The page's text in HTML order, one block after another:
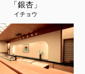
「銀杏」
イチョウ